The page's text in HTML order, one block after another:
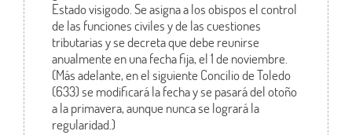
Estado visigodo. Se asigna a los obispos el control
de las funciones civiles y de las cuestiones
tributarias y se decreta que debe reunirse
anualmente en una fecha fija, el 1 de noviembre.
(Más adelante, en el siguiente Concilio de Toledo
(633) se modificará la fecha y se pasará del otoño
a la primavera, aunque nunca se logrará la
regularidad.)